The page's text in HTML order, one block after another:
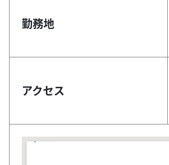
勤務地
アクセス